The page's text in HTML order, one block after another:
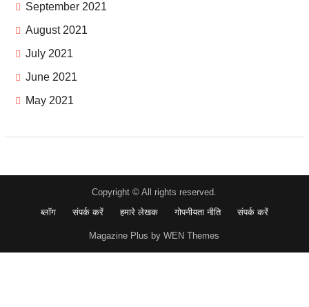
September 2021
August 2021
July 2021
June 2021
May 2021
Copyright © All rights reserved.
ब्लॉग
संपर्क करें हमारे लेखक गोपनीयता नीति संपर्क करें
Magazine Plus by WEN Themes